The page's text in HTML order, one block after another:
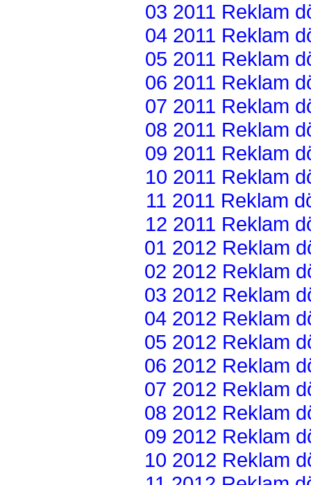
03 2011 Reklam
04 2011 Reklam
05 2011 Reklam
06 2011 Reklam
07 2011 Reklam
08 2011 Reklam
09 2011 Reklam
10 2011 Reklam
11 2011 Reklam
12 2011 Reklam
01 2012 Reklam
02 2012 Reklam
03 2012 Reklam
04 2012 Reklam
05 2012 Reklam
06 2012 Reklam
07 2012 Reklam
08 2012 Reklam
09 2012 Reklam
10 2012 Reklam